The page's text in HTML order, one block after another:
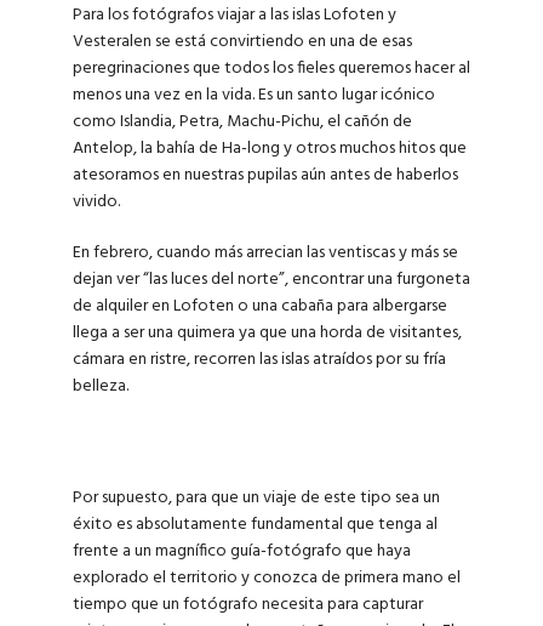
Para los fotógrafos viajar a las islas Lofoten y
Vesteralen se está convirtiendo en una de esas
peregrinaciones que todos los fieles queremos hacer al
menos una vez en la vida. Es un santo lugar icónico
como Islandia, Petra, Machu-Pichu, el cañón de
Antelop, la bahía de Ha-long y otros muchos hitos que
atesoramos en nuestras pupilas aún antes de haberlos
vivido.
En febrero, cuando más arrecian las ventiscas y más se
dejan ver “las luces del norte”, encontrar una furgoneta
de alquiler en Lofoten o una cabaña para albergarse
llega a ser una quimera ya que una horda de visitantes,
cámara en ristre, recorren las islas atraídos por su fría
belleza.
Por supuesto, para que un viaje de este tipo sea un
éxito es absolutamente fundamental que tenga al
frente a un magnífico guía-fotógrafo que haya
explorado el territorio y conozca de primera mano el
tiempo que un fotógrafo necesita para capturar